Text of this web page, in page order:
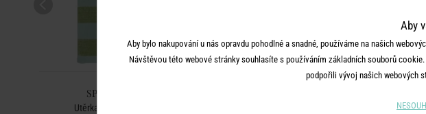
SPRING VIBES
Utěrka - zelená/mátová Taška
Aby
Aby bylo nakupování u nás opravdu pohodlné a snadné, používáme na našich
Návštěvou této webové stránky souhlasíte s používáním základních souborů
podpořili vývoj našich webových